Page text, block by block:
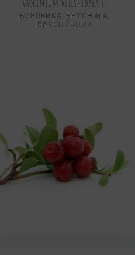
БОРОВИКА, БРУСНИГА,
БРУСНИЧНИК